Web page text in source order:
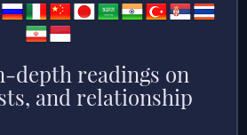
depth readings on
and relationship